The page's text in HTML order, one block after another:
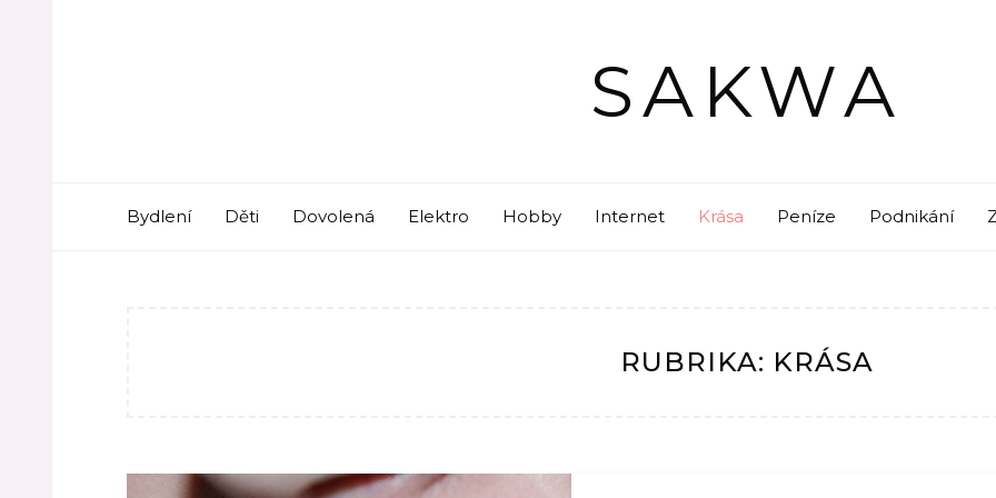
SAKWA
Bydlení Děti Dovolená Elektro Hobby Internet Krása Peníze Podnikání
RUBRIKA: KRÁSA